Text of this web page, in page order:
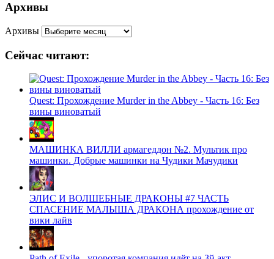
Архивы
Архивы
Сейчас читают:
Quest: Прохождение Murder in the Abbey - Часть 16: Без
вины виноватый
МАШИНКА ВИЛЛИ армагеддон №2. Мультик про
машинки. Добрые машинки на Чудики Мачудики
ЭЛИС И ВОЛШЕБНЫЕ ДРАКОНЫ #7 ЧАСТЬ
СПАСЕНИЕ МАЛЫША ДРАКОНА прохождение от
вики лайв